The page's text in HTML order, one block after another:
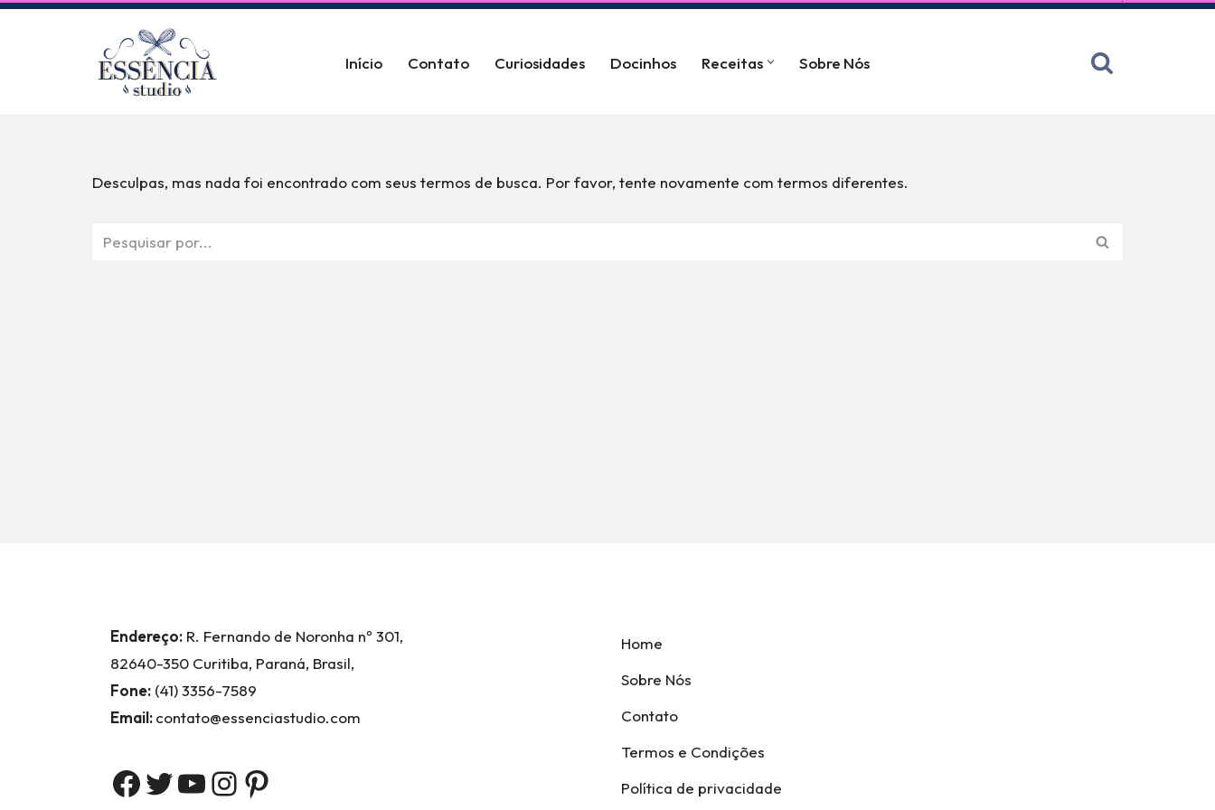
Início Contato Curiosidades Docinhos Receitas Sobre Nós
Desculpas, mas nada foi encontrado com seus termos de busca. Por favor, tente novamente com termos diferentes.
Endereço: R. Fernando de Noronha nº 301,
82640-350 Curitiba, Paraná, Brasil,
Fone: (41) 3356-7589
Email:contato@essenciastudio.com
Home
Sobre Nós
Contato
Termos e Condições
Política de privacidade